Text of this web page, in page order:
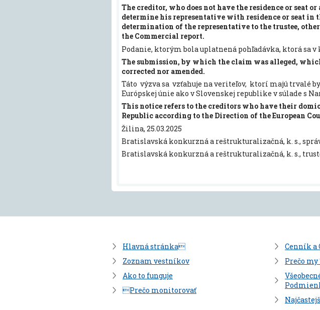
The creditor, who does not have the residence or
determine his representative with residence or seat
determination of the representative to the trustee,
the Commercial report.
Podanie, ktorým bola uplatnená pohľadávka, ktorá sa
The submission, by which the claim was alleged,
corrected nor amended.
Táto výzva sa vzťahuje na veriteľov, ktorí majú trvalé
Európskej únie ako v Slovenskej republike v súlade s
This notice refers to the creditors who have their
Republic according to the Direction of the European
Žilina, 25.03.2025
Bratislavská konkurzná a reštrukturalizačná, k. s.,
Bratislavská konkurzná a reštrukturalizačná, k. s.,
Hlavná stránka
Zoznam vestníkov
Ako to funguje
Prečo monitorovať
Cenník a
Prečo my